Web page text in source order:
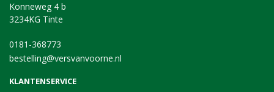
Konneweg 4 b
3234KG Tinte
0181-368773
bestelling@versvanvoorne.nl
KLANTENSERVICE